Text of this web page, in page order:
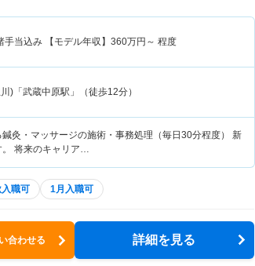
当込み 【モデル年収】 360万円～ 程度
)「武蔵中原駅」（徒歩12分）
灸・マッサージの施術・事務処理（毎日30分程度） 新
。 将来のキャリア…
職可 1月入職可
合わせる 詳細を見る